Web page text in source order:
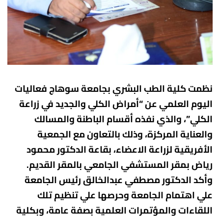
ادارة الازمات والكوارث
الخدمات الالكترونية
التخطيط الاستراتيجي
وحدة الصيانة
وحدة ابحاث حيوانات التجارب
كلية الطب جامعة الفيوم
كلية الطب جامعة كفر الشيخ
كلية الطب جامعة المنصورة
كلية الطب جامعة المنيا
كلية الطب جامعة المنوفية
كلية الطب بقنا جامعة جنوب الوادى
كلية الطب بالإسماعيلية جامعة قناة السويس
كلية الطب جامعة الزقازيق
كلية الطب جامعة بنها
نظمت كلية الطب البشري بجامعة سوهاج فعاليات
اليوم العلمي عن “أمراض الكلي والجديد في زراعة
الكلي”، والذي نفذه أقسام الباطنة والمسالك
والعناية المركزة، وذلك بالتعاون مع الجمعية
الأفريقية لزراعة الاعضاء، بقاعة الدكتور محمود
رياض بمقر المستشفي الجامعي بالمقر القديم.
وأكد الدكتور مصطفي عبدالخالق رئيس الجامعة
علي اهتمام الجامعة وحرصها علي تنظيم تلك
اللقاءات والمؤتمرات العلمية بصفة عامة، وبكلية